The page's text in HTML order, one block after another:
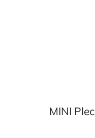
MINI